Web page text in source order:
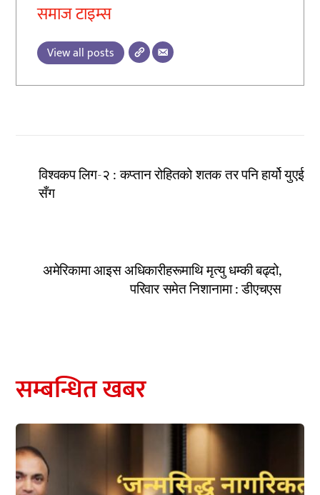
समाज टाइम्स
View all posts
विश्वकप लिग-२ : कप्तान रोहितको शतक तर पनि हार्यो युएई
सँग
अमेरिकामा आइस अधिकारीहरूमाथि मृत्यु धम्की बढ्दो,
परिवार समेत निशानामा : डीएचएस
सम्बन्धित खबर